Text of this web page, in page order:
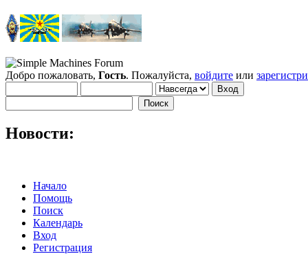
Добро пожаловать, Гость. Пожалуйста, войдите или
Новости:
Начало
Помощь
Поиск
Календарь
Вход
Регистрация